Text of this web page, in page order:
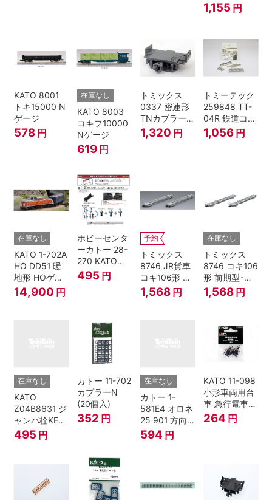
1,155 円
KATO 8001
トキ15000 N
ゲージ
578 円
在庫なし
KATO 8003
コキフ10000
Nゲージ
619 円
トミックス
0337 密連形
TNカプラー
(6個入・SPタ
イプ)
1,320 円
トミーテック
259848 TT-
04R 鉄道コレ
クション
1,056 円
在庫なし
KATO 1-702A
HO DD51 暖
地形 HOゲー
ジ
14,900 円
ホビーセンタ
ーカトー 28-
270 KATOナ
ックルカプラ
ー 黒 センタ
495 円
予約
トミックス
8746 JR貨車
コキ106形 前
期型･新塗装･
コンテナな
1,568 円
在庫なし
トミックス
8746 コキ106
形 前期型･新
塗装･コンテ
ナなし･2両セ
1,568 円
在庫なし
KATO
Z04B8631 ジ
ャンパ栓KE76
濃青 ランナー
495 円
カトー 11-702
カプラーN
(20個入)
352 円
在庫なし
カトー 1-
581E4 オロネ
25 901 方向
幕 4両分
594 円
KATO 11-098
小形車両用台
車 急行電車1
Bトレインシ
ョーティー 対
264 円